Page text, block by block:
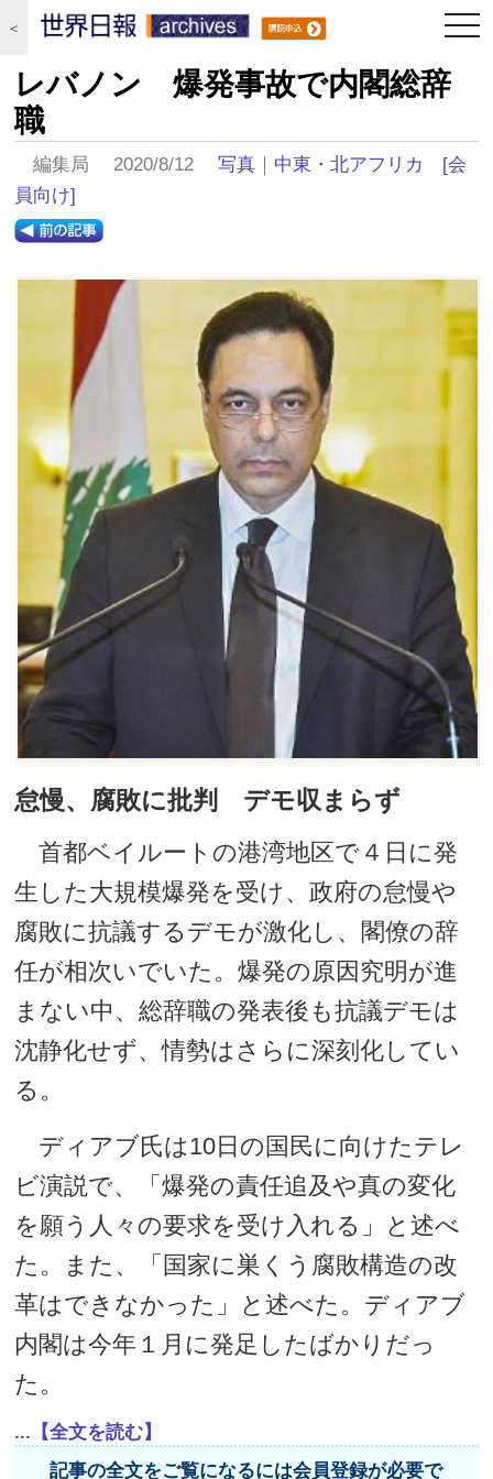
＜
レバノン 爆発事故で内閣総辞
職
編集局 2020/8/12写真 ｜ 中東・北アフリカ
[会
員向け]
怠慢、腐敗に批判 デモ収まらず
首都ベイルートの港湾地区で４日に発
生した大規模爆発を受け、政府の怠慢や
腐敗に抗議するデモが激化し、閣僚の辞
任が相次いでいた。爆発の原因究明が進
まない中、総辞職の発表後も抗議デモは
沈静化せず、情勢はさらに深刻化してい
る。
ディアブ氏は10日の国民に向けたテレ
ビ演説で、「爆発の責任追及や真の変化
を願う人々の要求を受け入れる」と述べ
た。また、「国家に巣くう腐敗構造の改
革はできなかった」と述べた。ディアブ
内閣は今年１月に発足したばかりだっ
た。
...【全文を読む】
記事の全文をご覧になるには会員登録が必要で